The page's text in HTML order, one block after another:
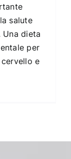
salute
dieta
per
e